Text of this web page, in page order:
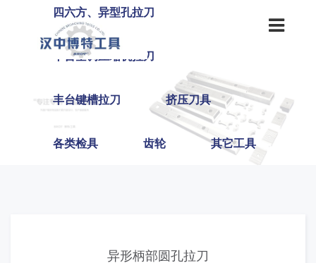
四六方、异型孔拉刀
丰台空调压缩机拉刀
丰台键槽拉刀 挤压刀具
各类检具 齿轮 其它工具
异形柄部圆孔拉刀